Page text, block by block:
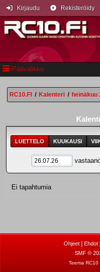
Päävalikko
Kirjaudu Rekisteröidy
RC10.FI / Kalenteri / heinäkuu
LUETTELO KUUKAUSI
Ei tapahtumia
Ohjeet| Ehdot
SMF ©
Teema